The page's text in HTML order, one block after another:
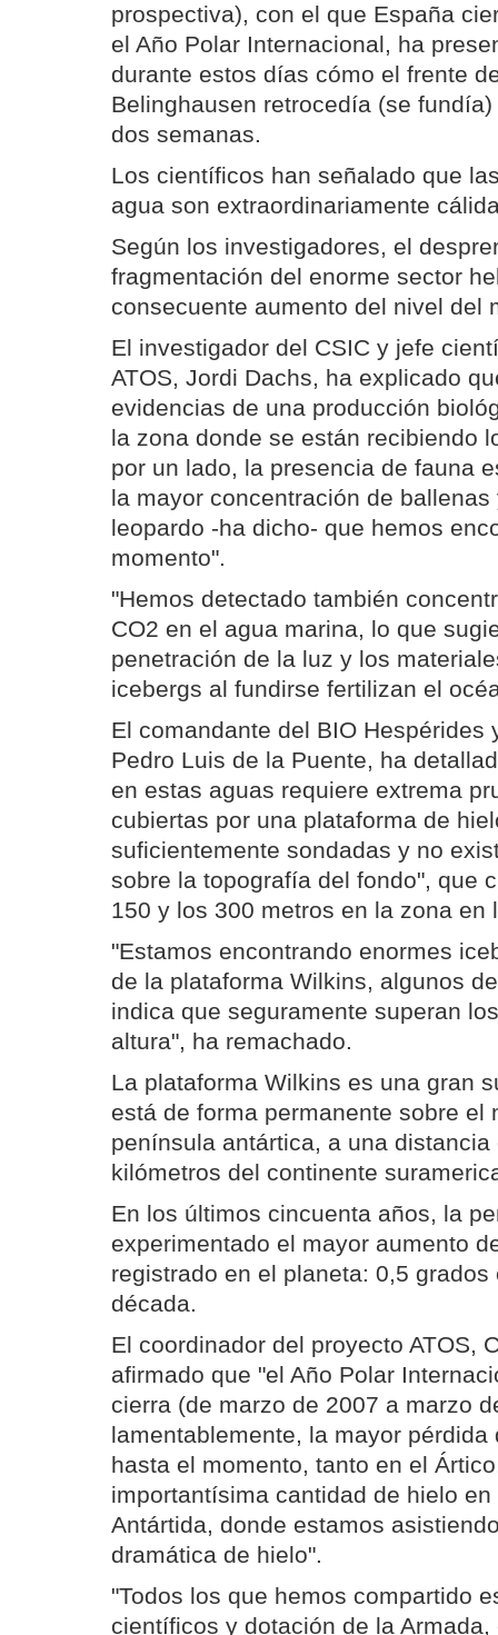
prospectiva), con el que España
el Año Polar Internacional, ha
durante estos días cómo el frente
Belinghausen retrocedía (se
dos semanas.
Los científicos han señalado que
agua son extraordinariamente
Según los investigadores, el
fragmentación del enorme sector
consecuente aumento del nivel del
El investigador del CSIC y jefe
ATOS, Jordi Dachs, ha explicado
evidencias de una producción
la zona donde se están recibiendo
por un lado, la presencia de fauna
la mayor concentración de
leopardo -ha dicho- que hemos
momento".
"Hemos detectado también
CO2 en el agua marina, lo que
penetración de la luz y los
icebergs al fundirse fertilizan el
El comandante del BIO Hespérides
Pedro Luis de la Puente, ha
en estas aguas requiere extrema
cubiertas por una plataforma de
suficientemente sondadas y no
sobre la topografía del fondo", que
150 y los 300 metros en la zona en
"Estamos encontrando enormes
de la plataforma Wilkins, algunos
indica que seguramente superan
altura", ha remachado.
La plataforma Wilkins es una gran
está de forma permanente sobre el
península antártica, a una
kilómetros del continente
En los últimos cincuenta años, la
experimentado el mayor aumento
registrado en el planeta: 0,5
década.
El coordinador del proyecto ATOS,
afirmado que "el Año Polar
cierra (de marzo de 2007 a marzo
lamentablemente, la mayor
hasta el momento, tanto en el
importantísima cantidad de hielo
Antártida, donde estamos
dramática de hielo".
"Todos los que hemos compartido
científicos y dotación de la